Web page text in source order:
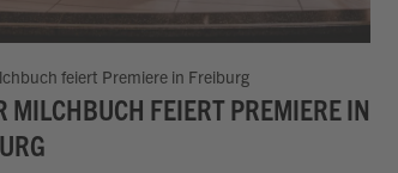
feiert Premiere in Freiburg
MILCHBUCH FEIERT PREMIERE IN